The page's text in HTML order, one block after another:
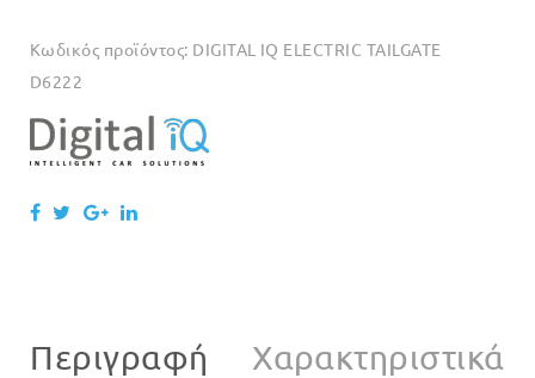
Κωδικός προϊόντος: DIGITAL IQ ELECTRIC TAILGATE
D6222
Περιγραφή Χαρακτηριστικά